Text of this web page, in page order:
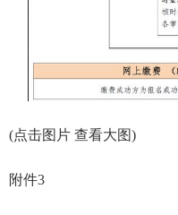
(点击图片 查看大图)
附件3